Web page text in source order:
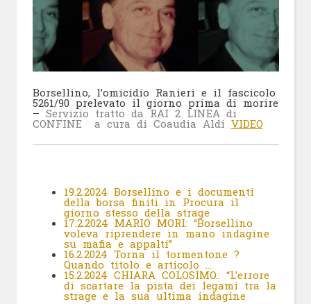
Borsellino, l’omicidio Ranieri e il fascicolo
5261/90 prelevato il giorno prima di morire
– Servizio tratto da RAI 2 LINEA di
CONFINE a cura di Coaudia Aldi VIDEO
19.2.2024 Borsellino e i documenti
della borsa finiti in Procura il
giorno stesso della strage
17.2.2024 MARIO MORI: “Borsellino
voleva riprendere in mano indagine
su mafia e appalti”
16.2.2024 Torna il tormentone ?
Quando titolo e articolo …
15.2.2024 CHIARA COLOSIMO.: “L’errore
di scartare la pista dei legami tra la
strage e la sua ultima indagine